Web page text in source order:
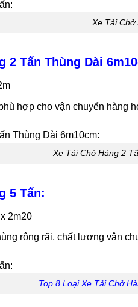
Xe Tải Chở
2 Tấn Thùng Dài
hợp cho vận chuyển hàng
Xe Tải Chở Hàng 2
5 Tấn:
2m20
rộng rãi, chất lượng vận
Top 8 Loại Xe Tải Chở